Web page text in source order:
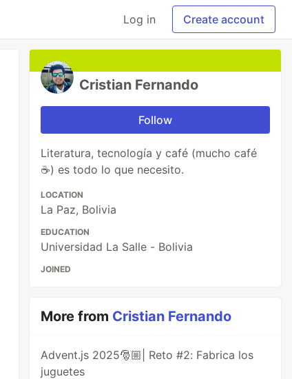
Log in Create account
Cristian Fernando
Follow
Literatura, tecnología y café (mucho café
☕) es todo lo que necesito.
LOCATION
La Paz, Bolivia
EDUCATION
Universidad La Salle - Bolivia
JOINED
More from Cristian Fernando
Advent.js 2025🎅🏼| Reto #2: Fabrica los
juguetes